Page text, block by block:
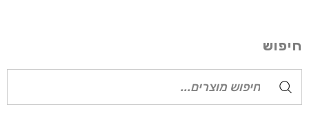
מתז
וסוגר
quantity
חיפוש
for: